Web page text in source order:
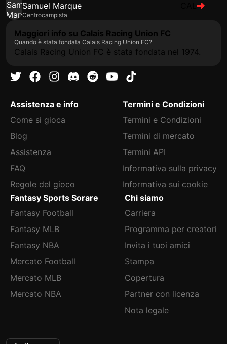
Samuel Marque
Centrocampista
Maggiori info su Calais Racing Union FC
Quando è stata fondata Calais Racing Union FC?
Calais Racing Union FC è stata fondata nel 1974.
Assistenza e info
Come si gioca
Blog
Assistenza
FAQ
Regole del gioco
Termini e Condizioni
Termini e Condizioni
Termini di mercato
Termini API
Informativa sulla privacy
Informativa sui cookie
Fantasy Sports Sorare
Fantasy Football
Fantasy MLB
Fantasy NBA
Mercato Football
Mercato MLB
Mercato NBA
Chi siamo
Carriera
Programma per creatori
Invita i tuoi amici
Stampa
Copertura
Partner con licenza
Nota legale